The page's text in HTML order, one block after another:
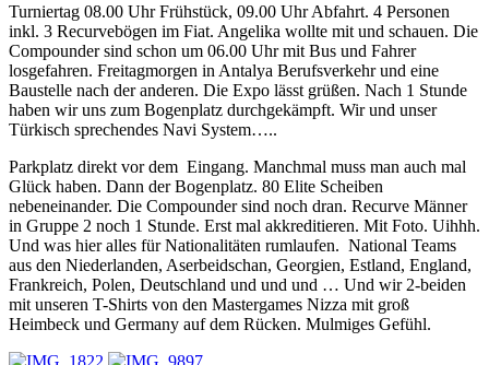
Turniertag 08.00 Uhr Frühstück, 09.00 Uhr Abfahrt. 4 Personen
inkl. 3 Recurvebögen im Fiat. Angelika wollte mit und schauen. Die
Compounder sind schon um 06.00 Uhr mit Bus und Fahrer
losgefahren. Freitagmorgen in Antalya Berufsverkehr und eine
Baustelle nach der anderen. Die Expo lässt grüßen. Nach 1 Stunde
haben wir uns zum Bogenplatz durchgekämpft. Wir und unser
Türkisch sprechendes Navi System…..
Parkplatz direkt vor dem Eingang. Manchmal muss man auch mal
Glück haben. Dann der Bogenplatz. 80 Elite Scheiben
nebeneinander. Die Compounder sind noch dran. Recurve Männer
in Gruppe 2 noch 1 Stunde. Erst mal akkreditieren. Mit Foto. Uihhh.
Und was hier alles für Nationalitäten rumlaufen. National Teams
aus den Niederlanden, Aserbeidschan, Georgien, Estland, England,
Frankreich, Polen, Deutschland und und und … Und wir 2-beiden
mit unseren T-Shirts von den Mastergames Nizza mit groß
Heimbeck und Germany auf dem Rücken. Mulmiges Gefühl.